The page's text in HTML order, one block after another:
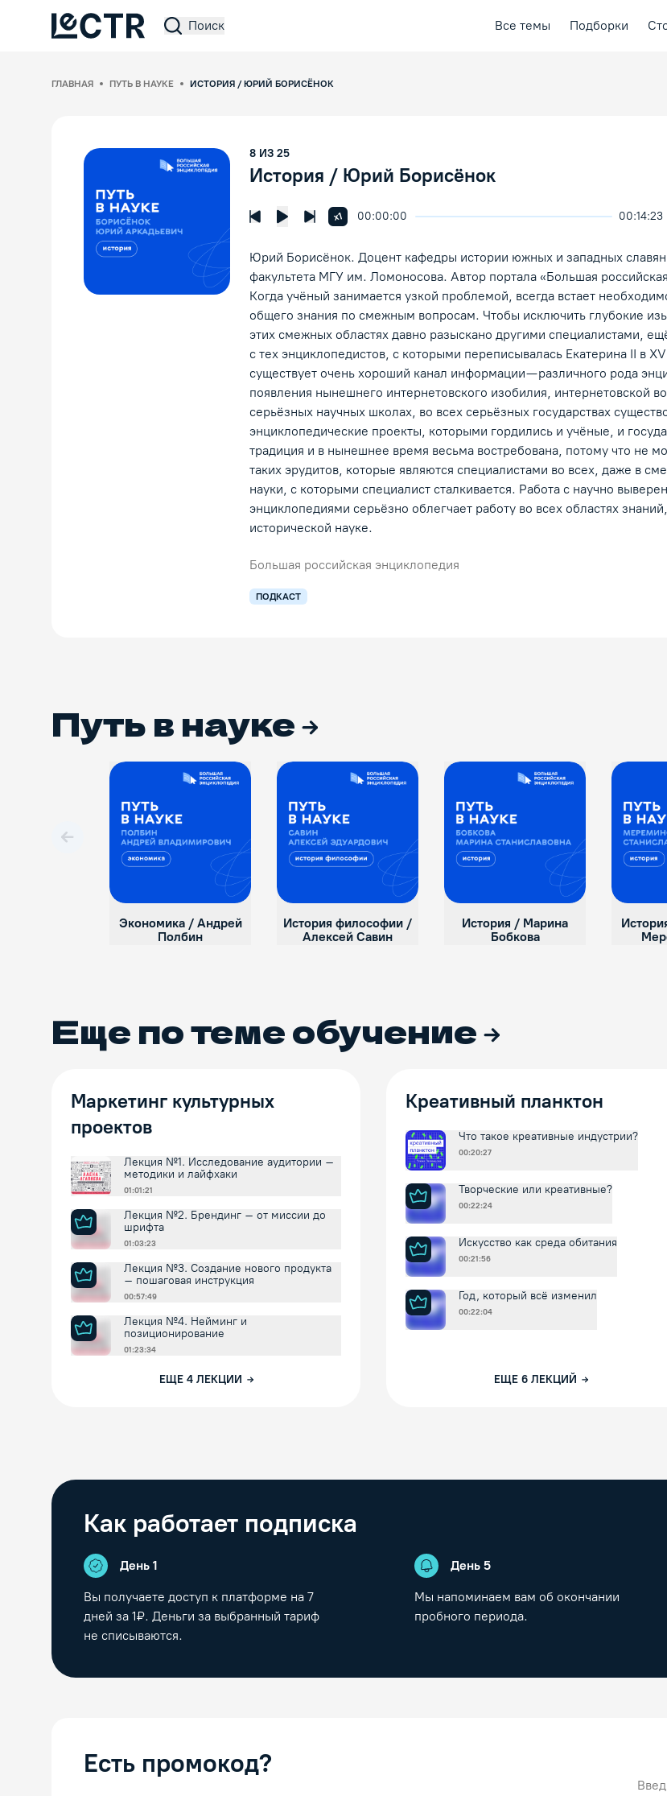
Поиск Все темы Подборки
ГЛАВНАЯ ПУТЬ В НАУКЕ ИСТОРИЯ / ЮРИЙ БОРИСЁНОК
8 ИЗ 25
История / Юрий Борисёнок
00:00:00 00:14:23
Предыдущая лекцияСледующая лекция
x1Увеличить скорость воспроизведения
Юрий Борисёнок. Доцент кафедры истории южных и западных славян
факультета МГУ им. Ломоносова. Автор портала «Большая
Когда учёный занимается узкой проблемой, всегда встает
общего знания по смежным вопросам. Чтобы исключить глубокие
этих смежных областях давно разыскано другими специалистами,
с тех энциклопедистов, с которыми переписывалась Екатерина II в
существует очень хороший канал информации — различного рода
появления нынешнего интернетовского изобилия, интернетовской
серьёзных научных школах, во всех серьёзных государствах
энциклопедические проекты, которыми гордились и учёные, и
традиция и в нынешнее время весьма востребована, потому что не
таких эрудитов, которые являются специалистами во всех, даже в
науки, с которыми специалист сталкивается. Работа с научно
энциклопедиями серьёзно облегчает работу во всех областях
исторической науке.
Большая российская энциклопедия
ПОДКАСТ
Путь в науке
Вперед
Экономика / Андрей
Полбин
История философии /
Алексей Савин
История / Марина
Бобкова
Еще по темеобучение
Маркетинг культурных
проектов
Лекция №1. Исследование аудитории –
методики и лайфхаки
01:01:21
Лекция №2. Брендинг – от миссии до
шрифта
01:03:23
Лекция №3. Создание нового продукта
– пошаговая инструкция
00:57:49
Лекция №4. Нейминг и
позиционирование
01:23:34
ЕЩЕ 4 ЛЕКЦИИ
Креативный планктон
Что такое креативные индустрии?
00:20:27
Творческие или креативные?
00:22:24
Искусство как среда обитания
00:21:56
Год, который всё изменил
00:22:04
ЕЩЕ 6 ЛЕКЦИЙ
Как работает подписка
День 1
Вы получаете доступ к платформе на 7
дней за 1₽. Деньги за выбранный тариф
не списываются.
День 5
Мы напоминаем вам об окончании
пробного периода.
Есть промокод?